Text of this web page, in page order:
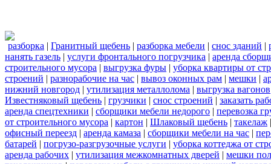
разборка | Гранитный щебень | разборка мебели | снос зданий |
нанять газель | услуги фронтального погрузчика | аренда
строительного мусора | выгрузка фуры | уборка квартиры от
строений | разнорабочие на час | вывоз оконных рам | мешки |
нижний новгород | утилизация металлолома | выгрузка вагонов
Известняковый щебень | грузчики | снос строений | заказать
аренда спецтехники | сборщики мебели недорого | перевозка
от строительного мусора | картон | Шлаковый щебень | такелаж
офисный переезд | аренда камаза | сборщики мебели на час |
батарей | погрузо-разгрузочные услуги | уборка коттеджа от
аренда рабочих | утилизация межкомнатных дверей | мешки